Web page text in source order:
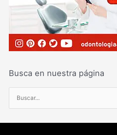
Busca en nuestra página
u
s